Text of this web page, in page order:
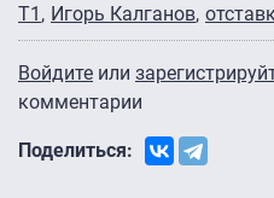
Т1
Игорь Калганов
Войдите или
комментарии
Поделиться: